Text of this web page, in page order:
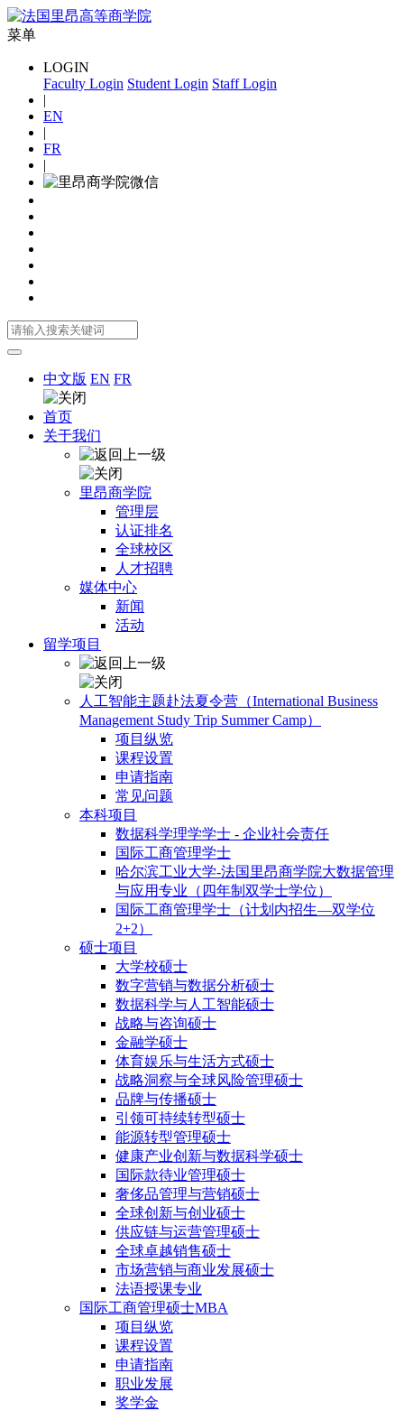
菜单
LOGIN
Faculty Login Student Login Staff Login
|
EN
|
FR
|
中文版 EN FR
首页
关于我们
里昂商学院
管理层
认证排名
全球校区
人才招聘
媒体中心
新闻
活动
留学项目
人工智能主题赴法夏令营（International Business
Management Study Trip Summer Camp）
项目纵览
课程设置
申请指南
常见问题
本科项目
数据科学理学学士 - 企业社会责任
国际工商管理学士
哈尔滨工业大学-法国里昂商学院大数据管理
与应用专业（四年制双学士学位）
国际工商管理学士（计划内招生—双学位
2+2）
硕士项目
大学校硕士
数字营销与数据分析硕士
数据科学与人工智能硕士
战略与咨询硕士
金融学硕士
体育娱乐与生活方式硕士
战略洞察与全球风险管理硕士
品牌与传播硕士
引领可持续转型硕士
能源转型管理硕士
健康产业创新与数据科学硕士
国际款待业管理硕士
奢侈品管理与营销硕士
全球创新与创业硕士
供应链与运营管理硕士
全球卓越销售硕士
市场营销与商业发展硕士
法语授课专业
国际工商管理硕士MBA
项目纵览
课程设置
申请指南
职业发展
奖学金